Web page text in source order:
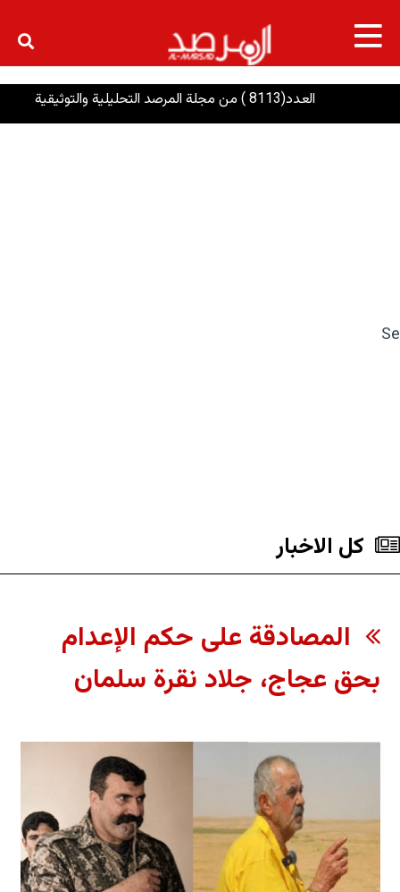
× العدد(8113 ) من مجلة المرصد التحليلية والتوثيقية
کل الاخبار
المصادقة على حكم الإعدام
بحق عجاج، جلاد نقرة سلمان